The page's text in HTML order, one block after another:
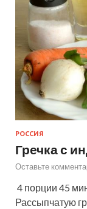
РОССИЯ
Гречка с
Оставьте
4 порции 45
Рассыпчатую